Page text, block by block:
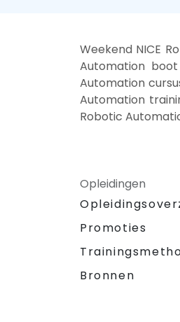
Weekend NICE
Automation
Automation
Automation
Robotic
Opleidingen
Promoties
Bronnen